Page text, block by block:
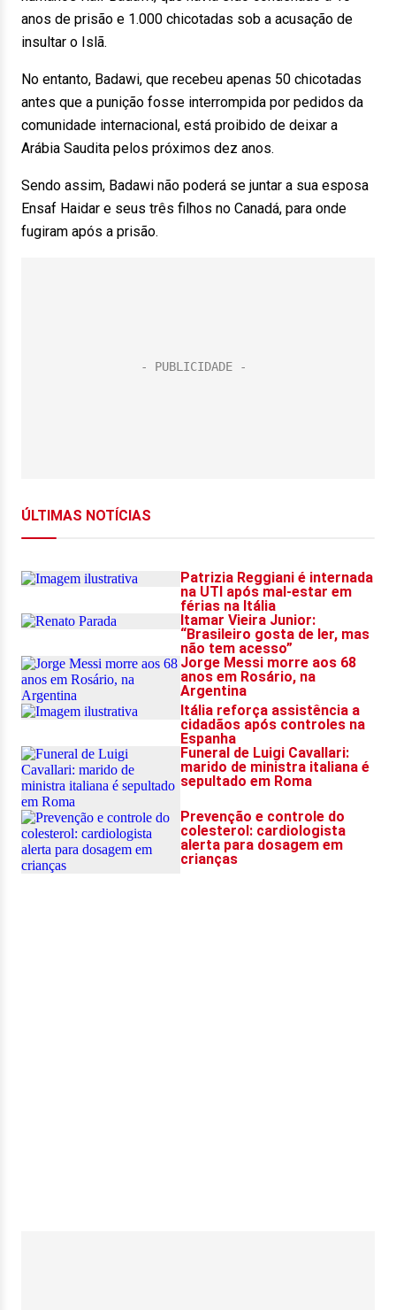
anos de prisão e 1.000 chicotadas sob a acusação de
insultar o Islã.
No entanto, Badawi, que recebeu apenas 50 chicotadas
antes que a punição fosse interrompida por pedidos da
comunidade internacional, está proibido de deixar a
Arábia Saudita pelos próximos dez anos.
Sendo assim, Badawi não poderá se juntar a sua esposa
Ensaf Haidar e seus três filhos no Canadá, para onde
fugiram após a prisão.